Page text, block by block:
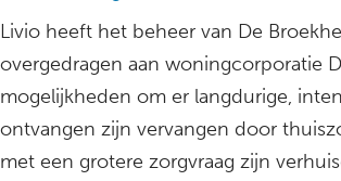
Livio heeft het beheer van De
overgedragen aan woningcorporatie
mogelijkheden om er langdurige,
ontvangen zijn vervangen door
met een grotere zorgvraag zijn